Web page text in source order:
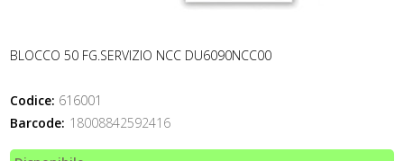
BLOCCO 50 FG.SERVIZIO NCC DU6090NCC00
Codice: 616001
Barcode: 18008842592416